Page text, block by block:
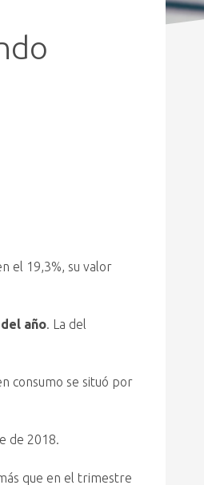
el 19,3%, su valor
año. La del
consumo se situó por
de 2018.
que en el trimestre